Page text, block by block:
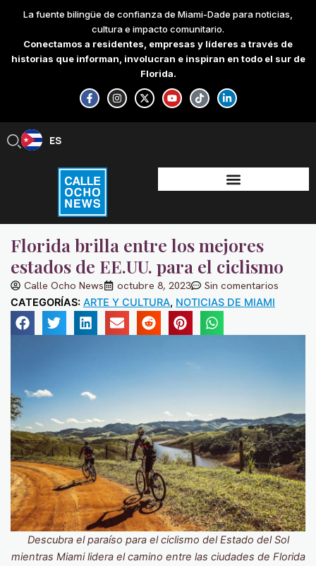
content
La fuente bilingüe de confianza de Miami-Dade para noticias,
cultura e impacto comunitario.
Conectamos a residentes, empresas y líderes a través de
historias que informan, involucran e inspiran en todo el sur de
Florida.
F
a
c
e
-
f
I
n
s
t
X
-
t
w
Y
o
u
t
T
i
k
t
L
i
n
k
-
i
n
ES
EN
Florida brilla entre los mejores
estados de EE.UU. para el ciclismo
Calle Ocho News octubre 8, 2023 Sin comentarios
CATEGORÍAS: ARTE Y CULTURA, NOTICIAS DE MIAMI
Descubra el paraíso para el ciclismo del Estado del Sol
mientras Miami lidera el camino entre las ciudades de Florida